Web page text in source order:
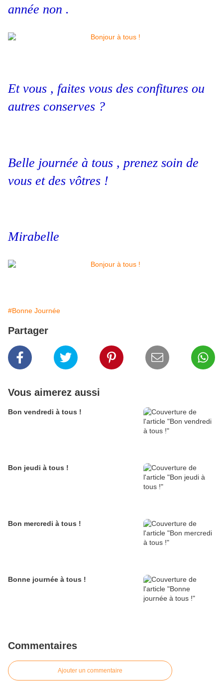
année non .
Et vous , faites vous des confitures ou
autres conserves ?
Belle journée à tous , prenez soin de
vous et des vôtres !
Mirabelle
#Bonne Journée
Partager
Vous aimerez aussi
Bon vendredi à tous !
Bon jeudi à tous !
Bon mercredi à tous !
Bonne journée à tous !
Commentaires
Ajouter un commentaire